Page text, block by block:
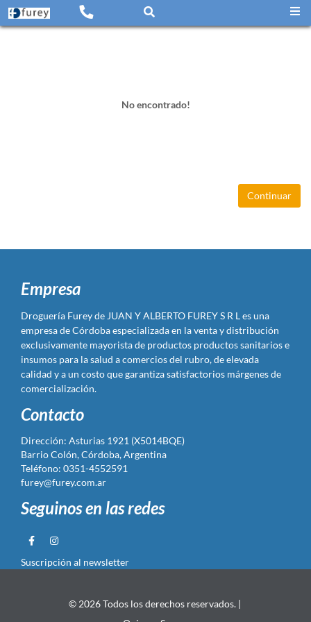
No encontrado!
Continuar
Empresa
Droguería Furey de JUAN Y ALBERTO FUREY S R L es una
empresa de Córdoba especializada en la venta y distribución
exclusivamente mayorista de productos productos sanitarios e
insumos para la salud a comercios del rubro, de elevada
calidad y a un costo que garantiza satisfactorios márgenes de
comercialización.
Contacto
Dirección: Asturias 1921 (X5014BQE)
Barrio Colón, Córdoba, Argentina
Teléfono: 0351-4552591
furey@furey.com.ar
Seguinos en las redes
Suscripción al newsletter
© 2026 Todos los derechos reservados. |